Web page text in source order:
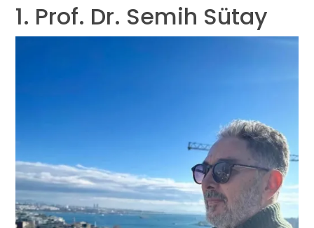
1. Prof. Dr. Semih Sütay